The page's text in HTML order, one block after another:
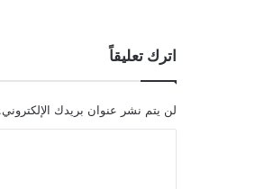
اترك تعليقاً
لن يتم نشر عنوان بريدك الإلكتروني.